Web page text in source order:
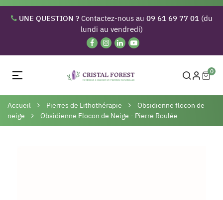
UNE QUESTION ?Contactez-nous au 09 61 69 77 01(du
lundi au vendredi)
Basculer
navigation
☰ 0
Accueil Pierres de Lithothérapie
Obsidienne flocon de
neige
Obsidienne Flocon de Neige - Pierre Roulée